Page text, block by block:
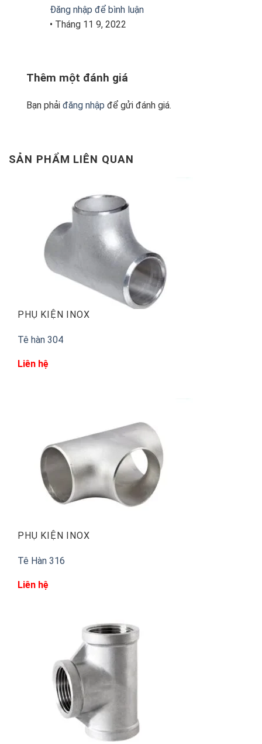
Đăng nhập để bình luận
• Tháng 11 9, 2022
Thêm một đánh giá
Bạn phải đăng nhập để gửi đánh giá.
SẢN PHẨM LIÊN QUAN
PHỤ KIỆN INOX
Tê hàn 304
Liên hệ
PHỤ KIỆN INOX
Tê Hàn 316
Liên hệ